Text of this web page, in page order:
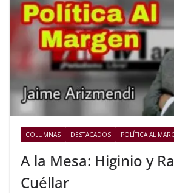
COLUMNAS DESTACADOS POLÍTICA AL
A la Mesa: Higinio y
Cuéllar